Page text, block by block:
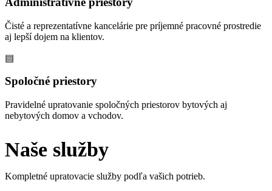
Čisté a reprezentatívne kancelárie pre príjemné pracovné prostredie
aj lepší dojem na klientov.
▤
Spoločné priestory
Pravidelné upratovanie spoločných priestorov bytových aj
nebytových domov a vchodov.
Naše služby
Kompletné upratovacie služby podľa vašich potrieb.